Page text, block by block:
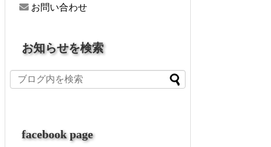
お問い合わせ
お知らせを検索
facebook page